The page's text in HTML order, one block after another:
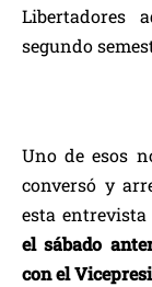
Libertadores
segundo
Uno de esos
conversó y
esta
el sábado
con el